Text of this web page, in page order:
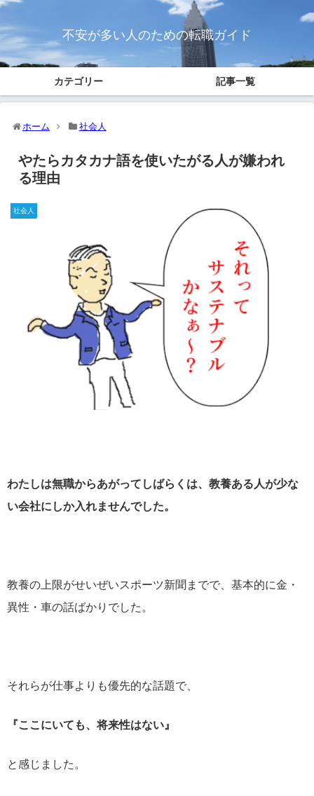
不安が多い人のための転職ガイド
カテゴリー 記事一覧
ホーム 社会人
やたらカタカナ語を使いたがる人が嫌われ
る理由
社会人
わたしは無職からあがってしばらくは、教養ある人が少な
い会社にしか入れませんでした。
教養の上限がせいぜいスポーツ新聞までで、基本的に金・
異性・車の話ばかりでした。
それらが仕事よりも優先的な話題で、
『ここにいても、将来性はない』
と感じました。